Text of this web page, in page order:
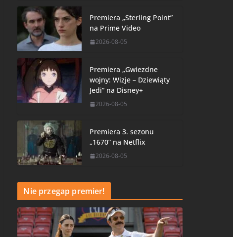
Premiera „Sterling Point”
na Prime Video
2026-08-05
Premiera „Gwiezdne
wojny: Wizje – Dziewiąty
Jedi” na Disney+
2026-08-05
Premiera 3. sezonu
„1670” na Netflix
2026-08-05
Nie przegap premier!